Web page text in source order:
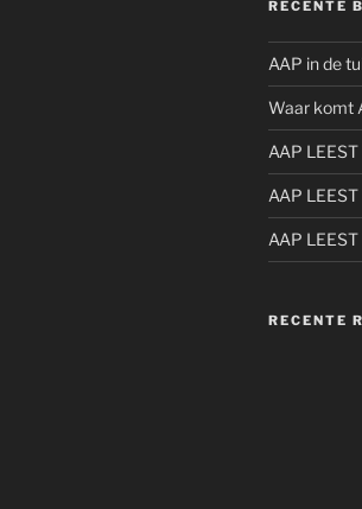
RECENTE
AAP in de
Waar komt
AAP
AAP
AAP
RECENTE